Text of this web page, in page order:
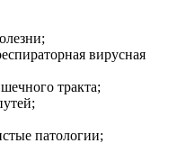
вирусная
тракта;
патологии;